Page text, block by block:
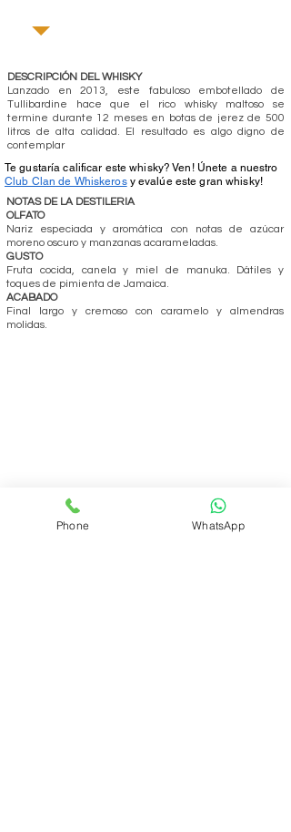
DESCRIPCIÓN DEL WHISKY
Lanzado en 2013, este fabuloso embotellado de
Tullibardine hace que el rico whisky maltoso se
termine durante 12 meses en botas de jerez de 500
litros de alta calidad. El resultado es algo digno de
contemplar
Te gustaría calificar este whisky? Ven! Únete a nuestro
Club Clan de Whiskerosy evalúe este gran whisky!
NOTAS DE LA DESTILERIA
OLFATO
Nariz especiada y aromática con notas de azúcar
moreno oscuro y manzanas acarameladas.
GUSTO
Fruta cocida, canela y miel de manuka. Dátiles y
toques de pimienta de Jamaica.
ACABADO
Final largo y cremoso con caramelo y almendras
molidas.
REALIZAR PEDIDO
Phone WhatsApp